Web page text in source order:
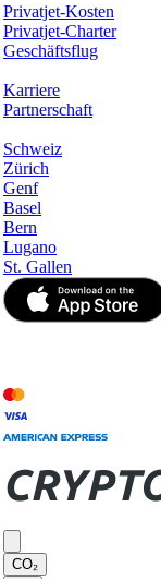
Privatjet-Kosten
Privatjet-Charter
Geschäftsflug
Karriere
Partnerschaft
Schweiz
Zürich
Genf
Basel
Bern
Lugano
St. Gallen
CO₂